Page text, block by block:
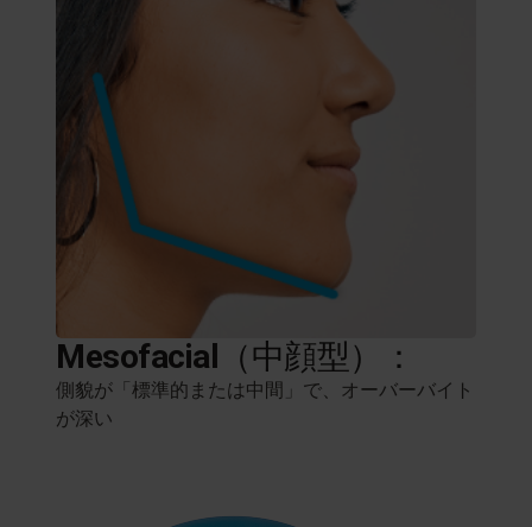
Mesofacial （中顔型）：
側貌が「標準的または中間」で、オーバーバイト
が深い